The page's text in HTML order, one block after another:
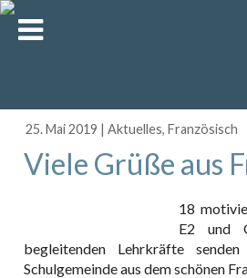
25. Mai 2019 |Aktuelles,Französisch
Viele Grüße aus
18
E2 und
begleitenden Lehrkräfte
Schulgemeinde aus dem schönen